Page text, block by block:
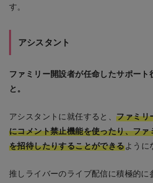
す。
アシスタント
ファミリー開設者が任命したサポート
と。
アシスタントに就任すると、ファミリ
にコメント禁止機能を使ったり、ファ
を招待したりすることができるように
推しライバーのライブ配信に積極的に